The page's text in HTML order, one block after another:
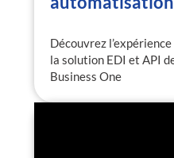
Découvrez
la solution EDI et API
Business One